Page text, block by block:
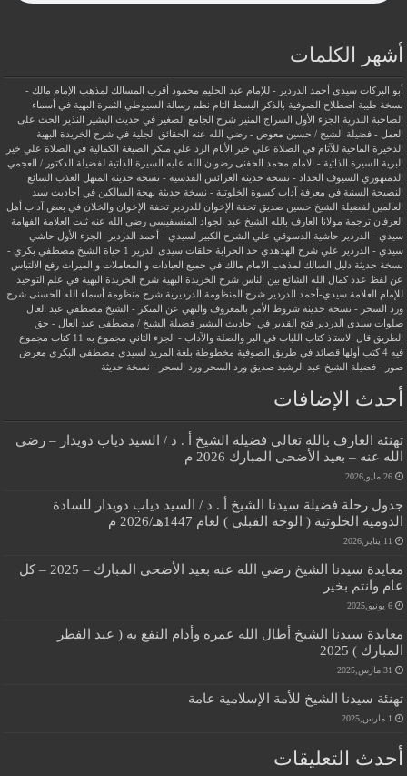
أشهر الكلمات
أبو البركات سيدي أحمد الدردير - للإمام عبد الحليم محمود
أقرب المسالك لمذهب الإمام مالك -
نسخة طيبة اصطلاح الصوفية بالذكر البسط التام نظم رسالة السيوطي
الثمرة البهية في أسماء
الصاحبة البدرية
الجزء الأول السراج المنير شرح الجامع الصغير في حديث البشير النذير
الحث على
العمل - فضيلة الشيخ / حسين معوض - رضي الله عنه
الحقائق الجلية في شرح الخريدة البهية
الذخيرة الماحية للآثام في الصلاة علي خير الأنام
الرد علي منكر الصيغة الكمالية في الصلاة علي خير
البرية
السيرة الذاتية - الامام محمد الحفنى رضوان الله عليه
السيرة الذاتية لفضيلة الدكتور / العجمي
الدمنهوري
السيوف الحداد - نسخة حديثة العرائس القدسية - نسخة حديثة
المنهل العذب السائغ
النصيحة السنية في معرفة آداب كسوة الخلوتية - نسخة حديثة بهجة السالكين في أحاديث سيد
العالمين لفضيلة الشيخ حسين صديق
تحفة الإخوان للدردير تحفة الإخوان والخلان في بعض آداب أهل
العرفان ترجمة مولانا العارف بالله الشيخ عبد الجواد المنسفيسى رضي الله عنه ثبت العلامة الفهامة
سيدي - الدردير
حاشية الدسوقي علي الشرح الكبير لسيدي - أحمد الدردير- الجزء الأول حاشي
سيدي - الدردير علي شرح الهدهدي حد الحرابة حلقات سيدى الدرير 1
حياة الشيخ مصطفي بكري -
نسخة حديثة دليل السالك لمذهب الامام مالك في جميع العبادات و المعاملات و الميراث رفع الالتباس
عن لفظ عدد كمال الله الشائع بين الناس شرح الخريدة البهية شرح الخريدة البهية في علم التوحيد
للإمام العلامة سيدي-أحمد الدردير شرح المنظومة الدرديرية شرح منظومة أسماء الله الحسنى شرح
ورد السحر - نسخة حديثة شروط الأمر بالمعروف والنهي عن المنكر - الشيخ مصطفي عبد العال
صلوات سيدى الدردير فتح القدير في أحاديث البشير فضيلة الشيخ / مصطفى عبد العال - حق
الطريق
قال الاستاذ كتاب اللباب في البر والصلة والآداب - الجزء الثاني مجموع به 11 كتاب
مجموع
فيه 4 كتب أولها قصائد في طريق الصوفية
مخطوطة بلغة المريد لسيدي مصطفي البكري معرض
صور - فضيلة الشيخ عبد الرشيد صديق
ورد السحر ورد السحر - نسخة حديثة
أحدث الإضافات
تهنئة العارف بالله تعالي فضيلة الشيخ أ . د / السيد دياب دويدار – رضي
الله عنه – بعيد الأضحى المبارك 2026 م
26 مايو,2026
جدول رحلة فضيلة سيدنا الشيخ أ . د / السيد دياب دويدار للسادة
الدومية الخلوتية ( الوجه القبلي ) لعام 1447هـ/2026 م
11 يناير,2026
معايدة سيدنا الشيخ رضي الله عنه بعيد الأضحى المبارك – 2025 – كل
عام وانتم بخير
6 يونيو,2025
معايدة سيدنا الشيخ أطال الله عمره وأدام النفع به ( عيد الفطر
المبارك ) 2025
31 مارس,2025
تهنئة سيدنا الشيخ للأمة الإسلامية عامة
1 مارس,2025
أحدث التعليقات